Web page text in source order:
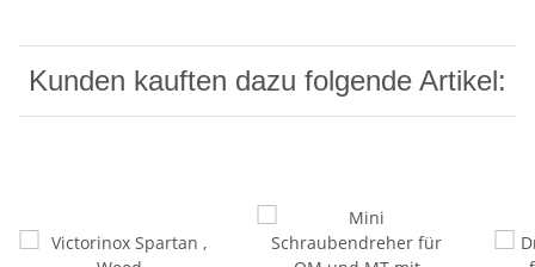
Kunden kauften dazu folgende Artikel: